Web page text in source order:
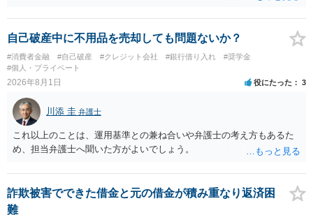
なって相談し、善後策を考えることをお勧めします。
自己破産中に不用品を売却しても問題ないか？
#消費者金融 #自己破産 #クレジット会社 #銀行借り入れ
#奨学金
#個人・プライベート
2026年8月1日 役にたった 3
川添 圭 弁護士
これ以上のことは、運用基準との兼ね合いや弁護士の考え方もあるた
め、担当弁護士へ聞いた方がよいでしょう。
詐欺被害でできた借金と元の借金が積み重なり返済困
難